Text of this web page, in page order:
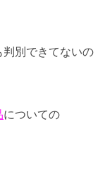
別できてないの
についての